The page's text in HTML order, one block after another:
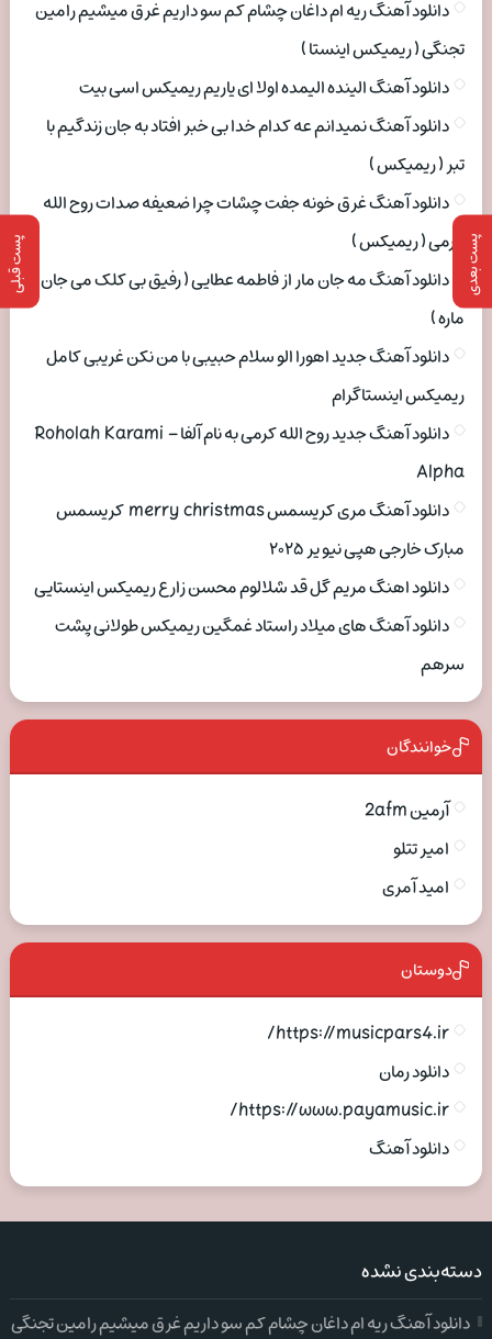
پست بعدی پست قبلی
دانلود آهنگ ریه ام داغان چشام کم سو داریم غرق میشیم رامین
تجنگی ( ریمیکس اینستا )
دانلود آهنگ الینده الیمده اولا ای یاریم ریمیکس اسی بیت
دانلود آهنگ نمیدانم عه کدام خدا بی خبر افتاد به جان زندگیم با
تبر ( ریمیکس )
دانلود آهنگ غرق خونه جفت چشات چرا ضعیفه صدات روح الله
کرمی ( ریمیکس )
دانلود آهنگ مه جان مار از فاطمه عطایی ( رفیق بی کلک می جان
ماره )
دانلود آهنگ جدید اهورا الو سلام حبیبی با من نکن غریبی کامل
ریمیکس اینستاگرام
دانلود آهنگ جدید روح الله کرمی به نام آلفا Roholah Karami –
Alpha
دانلود آهنگ مری کریسمس merry christmas کریسمس
مبارک خارجی هپی نیو یر ۲۰۲۵
دانلود اهنگ مریم گل قد شلالوم محسن زارع ریمیکس اینستایی
دانلود آهنگ های میلاد راستاد غمگین ریمیکس طولانی پشت
سرهم
خوانندگان
آرمین 2afm
امیر تتلو
امید آمری
دوستان
https://musicpars4.ir/
دانلود رمان
https://www.payamusic.ir/
دانلود آهنگ
دسته‌بندی نشده
دانلود آهنگ ریه ام داغان چشام کم سو داریم غرق میشیم رامین تجنگی